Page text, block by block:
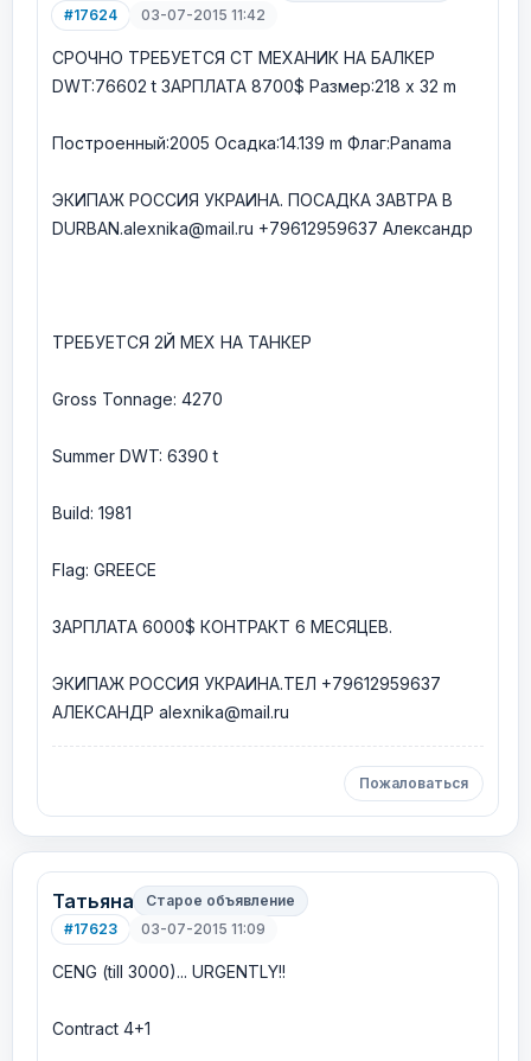
#17624
03-07-2015 11:42
СРОЧНО ТРЕБУЕТСЯ СТ МЕХАНИК НА БАЛКЕР
DWT:76602 t ЗАРПЛАТА 8700$ Размер:218 x 32 m
Построенный:2005 Осадка:14.139 m Флаг:Panama
ЭКИПАЖ РОССИЯ УКРАИНА. ПОСАДКА ЗАВТРА В
DURBAN.alexnika@mail.ru +79612959637 Александр
ТРЕБУЕТСЯ 2Й МЕХ НА ТАНКЕР
Gross Tonnage: 4270
Summer DWT: 6390 t
Build: 1981
Flag: GREECE
ЗАРПЛАТА 6000$ КОНТРАКТ 6 МЕСЯЦЕВ.
ЭКИПАЖ РОССИЯ УКРАИНА.ТЕЛ +79612959637
АЛЕКСАНДР alexnika@mail.ru
Пожаловаться
Татьяна
Старое объявление
#17623
03-07-2015 11:09
CENG (till 3000)... URGENTLY!!
Contract 4+1